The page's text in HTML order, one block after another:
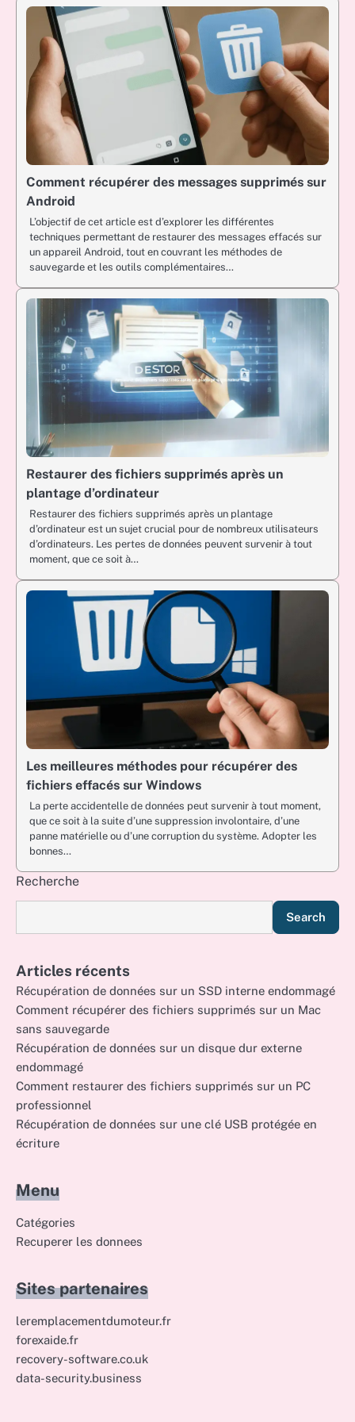
Comment récupérer des messages supprimés sur
Android
L’objectif de cet article est d’explorer les différentes
techniques permettant de restaurer des messages effacés sur
un appareil Android, tout en couvrant les méthodes de
sauvegarde et les outils complémentaires…
Restaurer des fichiers supprimés après un
plantage d’ordinateur
Restaurer des fichiers supprimés après un plantage
d’ordinateur est un sujet crucial pour de nombreux utilisateurs
d’ordinateurs. Les pertes de données peuvent survenir à tout
moment, que ce soit à…
Les meilleures méthodes pour récupérer des
fichiers effacés sur Windows
La perte accidentelle de données peut survenir à tout moment,
que ce soit à la suite d’une suppression involontaire, d’une
panne matérielle ou d’une corruption du système. Adopter les
bonnes…
Recherche
Search
Articles récents
Récupération de données sur un SSD interne endommagé
Comment récupérer des fichiers supprimés sur un Mac
sans sauvegarde
Récupération de données sur un disque dur externe
endommagé
Comment restaurer des fichiers supprimés sur un PC
professionnel
Récupération de données sur une clé USB protégée en
écriture
Menu
Catégories
Recuperer les donnees
Sites partenaires
leremplacementdumoteur.fr
forexaide.fr
recovery-software.co.uk
data-security.business